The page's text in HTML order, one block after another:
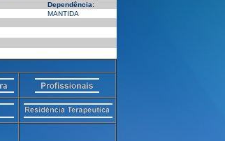
Dependência:
MANTIDA